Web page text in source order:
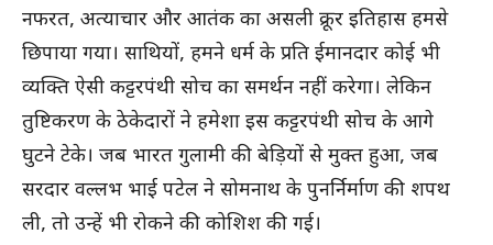
नफरत, अत्याचार और आतंक का असली क्रूर इतिहास हमसे
छिपाया गया। साथियों, हमने धर्म के प्रति ईमानदार कोई भी
व्यक्ति ऐसी कट्टरपंथी सोच का समर्थन नहीं करेगा। लेकिन
तुष्टिकरण के ठेकेदारों ने हमेशा इस कट्टरपंथी सोच के आगे
घुटने टेके। जब भारत गुलामी की बेड़ियों से मुक्त हुआ, जब
सरदार वल्लभ भाई पटेल ने सोमनाथ के पुनर्निर्माण की शपथ
ली, तो उन्हें भी रोकने की कोशिश की गई।